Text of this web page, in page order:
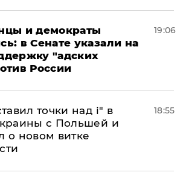
и демократы
в Сенате указали на
"адских
России
19:06
точки над і" в
с Польшей и
о новом витке
18:55